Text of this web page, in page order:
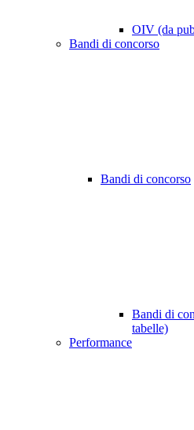
OIV (da
Bandi di concorso
Bandi di concorso
Bandi di
tabelle)
Performance